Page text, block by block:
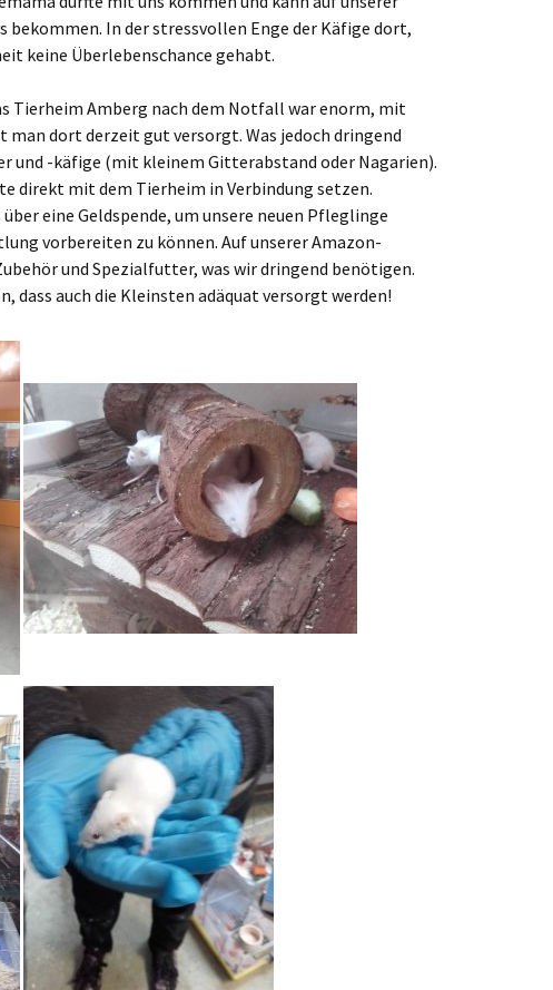
bekommen. In der stressvollen Enge der Käfige dort,
keine Überlebenschance gehabt.
Tierheim Amberg nach dem Notfall war enorm, mit
dort derzeit gut versorgt. Was jedoch dringend
und -käfige (mit kleinem Gitterabstand oder Nagarien).
direkt mit dem Tierheim in Verbindung setzen.
eine Geldspende, um unsere neuen Pfleglinge
vorbereiten zu können. Auf unserer Amazon-
und Spezialfutter, was wir dringend benötigen.
dass auch die Kleinsten adäquat versorgt werden!